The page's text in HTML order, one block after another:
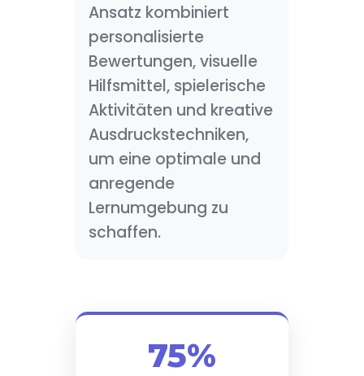
Ansatz kombiniert
personalisierte
Bewertungen, visuelle
Hilfsmittel, spielerische
Aktivitäten und kreative
Ausdruckstechniken,
um eine optimale und
anregende
Lernumgebung zu
schaffen.
75%